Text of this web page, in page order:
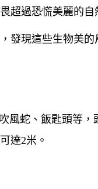
超過恐慌美麗的自
發現這些生物美的
風蛇、飯匙頭等
達2米。